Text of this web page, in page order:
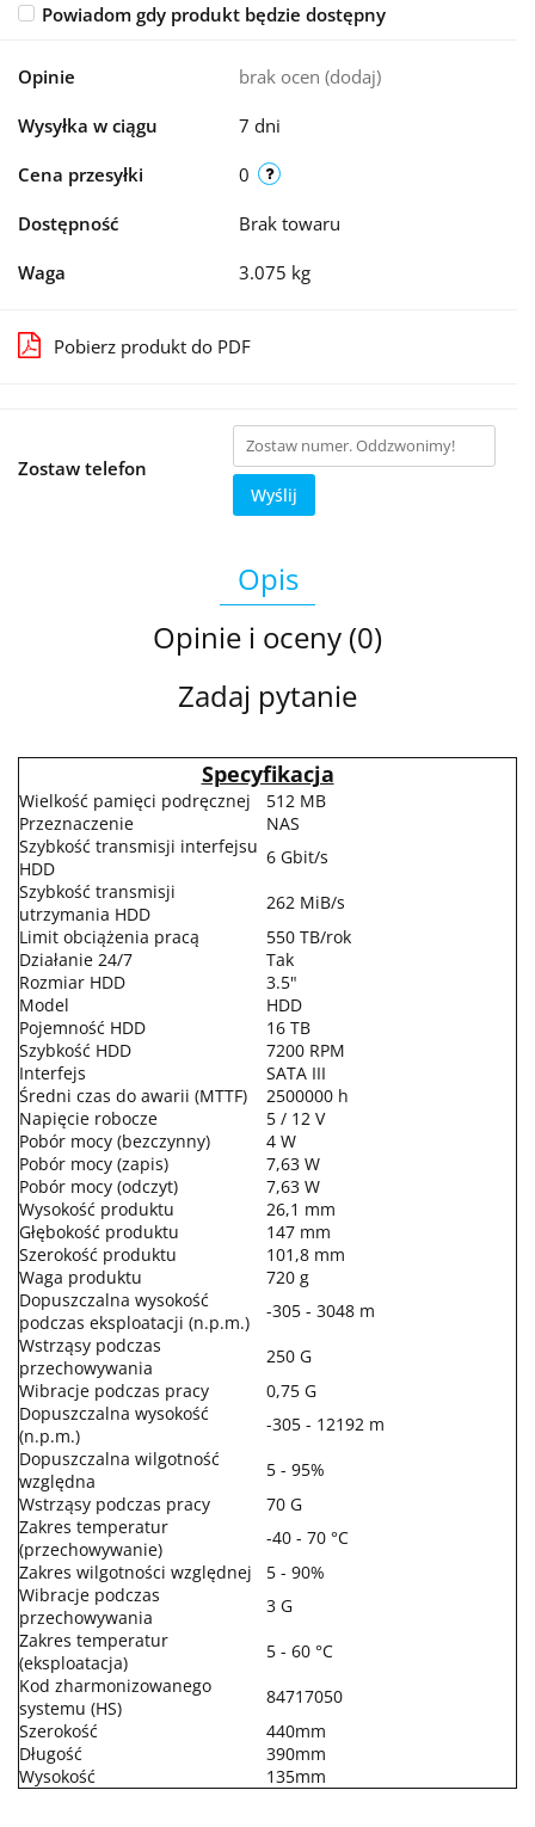
Powiadom gdy produkt będzie dostępny
Opinie brak ocen (dodaj)
Wysyłka w ciągu 7 dni
Cena przesyłki 0
Dostępność Brak towaru
Waga 3.075 kg
Pobierz produkt do PDF
Zostaw telefon
Wyślij
Opis
Opinie i oceny (0)
Zadaj pytanie
Specyfikacja
Wielkość pamięci podręcznej
512 MB
Przeznaczenie
NAS
Szybkość transmisji interfejsu
HDD
6 Gbit/s
Szybkość transmisji
utrzymania HDD
262 MiB/s
Limit obciążenia pracą
550 TB/rok
Działanie 24/7
Tak
Rozmiar HDD
3.5"
Model
HDD
Pojemność HDD
16 TB
Szybkość HDD
7200 RPM
Interfejs
SATA III
Średni czas do awarii (MTTF)
2500000 h
Napięcie robocze
5 / 12 V
Pobór mocy (bezczynny)
4 W
Pobór mocy (zapis)
7,63 W
Pobór mocy (odczyt)
7,63 W
Wysokość produktu
26,1 mm
Głębokość produktu
147 mm
Szerokość produktu
101,8 mm
Waga produktu
720 g
Dopuszczalna wysokość
podczas eksploatacji (n.p.m.)
-305 - 3048 m
Wstrząsy podczas
przechowywania
250 G
Wibracje podczas pracy
0,75 G
Dopuszczalna wysokość
(n.p.m.)
-305 - 12192 m
Dopuszczalna wilgotność
względna
5 - 95%
Wstrząsy podczas pracy
70 G
Zakres temperatur
(przechowywanie)
-40 - 70 °C
Zakres wilgotności względnej
5 - 90%
Wibracje podczas
przechowywania
3 G
Zakres temperatur
(eksploatacja)
5 - 60 °C
Kod zharmonizowanego
systemu (HS)
84717050
Szerokość
440mm
Długość
390mm
Wysokość
135mm